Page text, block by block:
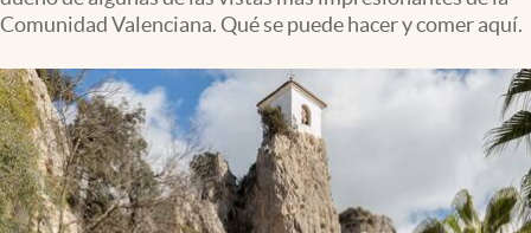
Comunidad Valenciana. Qué se puede hacer y comer aquí.